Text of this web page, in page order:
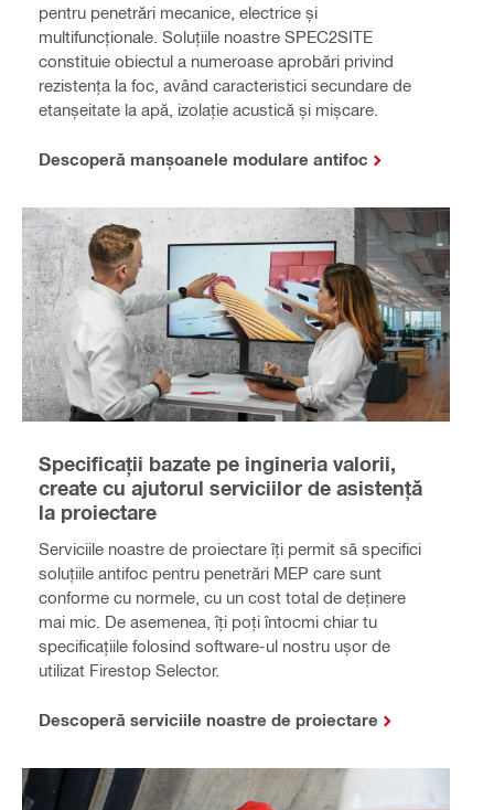
pentru penetrări mecanice, electrice și
multifuncționale. Soluțiile noastre SPEC2SITE
constituie obiectul a numeroase aprobări privind
rezistența la foc, având caracteristici secundare de
etanșeitate la apă, izolație acustică și mișcare.
Descoperă manșoanele modulare antifoc
Specificații bazate pe ingineria valorii,
create cu ajutorul serviciilor de asistență
la proiectare
Serviciile noastre de proiectare îți permit să specifici
soluțiile antifoc pentru penetrări MEP care sunt
conforme cu normele, cu un cost total de deținere
mai mic. De asemenea, îți poți întocmi chiar tu
specificațiile folosind software-ul nostru ușor de
utilizat Firestop Selector.
Descoperă serviciile noastre de proiectare